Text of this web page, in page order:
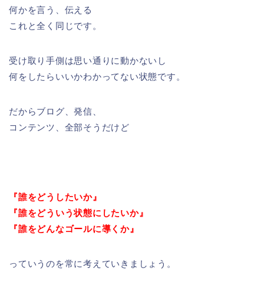
何かを言う、伝える
これと全く同じです。
受け取り手側は思い通りに動かないし
何をしたらいいかわかってない状態です。
だからブログ、発信、
コンテンツ、全部そうだけど
『誰をどうしたいか』
『誰をどういう状態にしたいか』
『誰をどんなゴールに導くか』
っていうのを常に考えていきましょう。